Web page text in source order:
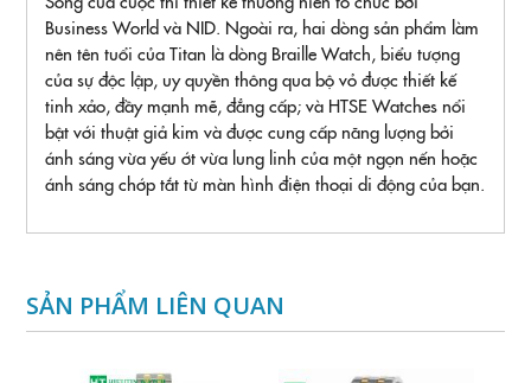
Business World và NID. Ngoài ra, hai dòng sản phẩm làm
nên tên tuổi của Titan là dòng Braille Watch, biểu tượng
của sự độc lập, uy quyền thông qua bộ vỏ được thiết kế
tinh xảo, đầy mạnh mẽ, đẳng cấp; và HTSE Watches nổi
bật với thuật giả kim và được cung cấp năng lượng bởi
ánh sáng vừa yếu ớt vừa lung linh của một ngọn nến hoặc
ánh sáng chớp tắt từ màn hình điện thoại di động của bạn.
SẢN PHẨM LIÊN QUAN